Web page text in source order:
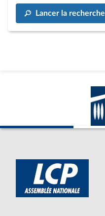
Lancer la recherche